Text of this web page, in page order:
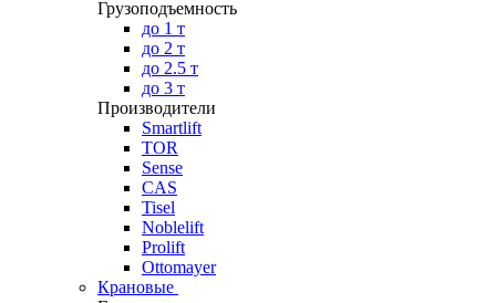
Грузоподъемность
до 1 т
до 2 т
до 2.5 т
до 3 т
Производители
Smartlift
TOR
Sense
CAS
Tisel
Noblelift
Prolift
Ottomayer
Крановые